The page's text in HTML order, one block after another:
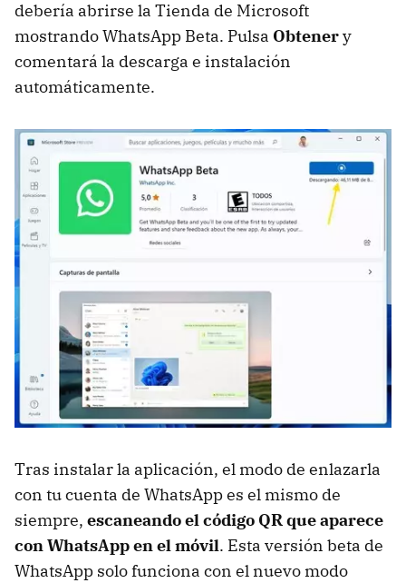
debería abrirse la Tienda de Microsoft
mostrando WhatsApp Beta. Pulsa Obtenery
comentará la descarga e instalación
automáticamente.
Tras instalar la aplicación, el modo de enlazarla
con tu cuenta de WhatsApp es el mismo de
siempre, escaneando el código QR que aparece
con WhatsApp en el móvil. Esta versión beta de
WhatsApp solo funciona con el nuevo modo